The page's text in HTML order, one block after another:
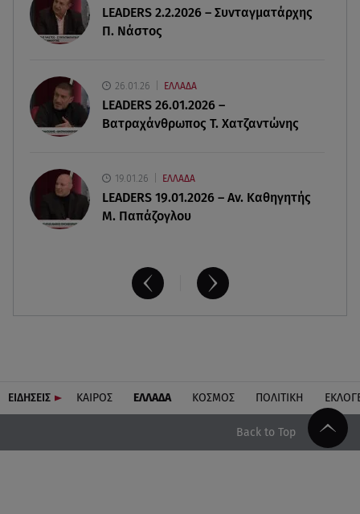
Κυκλάδες
Παιδικοί σταθμοί: Πότε βγαίνουν τα προσωρινά
αποτελέσματα
LEADERS 2.2.2026 – Συνταγματάρχης
Π. Νάστος
26.01.26 ΕΛΛΑΔΑ
LEADERS 26.01.2026 –
Βατραχάνθρωπος Τ. Χατζαντώνης
19.01.26 ΕΛΛΑΔΑ
LEADERS 19.01.2026 – Αν. Καθηγητής
Μ. Παπάζογλου
ΕΙΔΗΣΕΙΣ ΚΑΙΡΟΣ ΕΛΛΑΔΑ ΚΟΣΜΟΣ ΠΟΛΙΤΙΚΗ
Back to Top